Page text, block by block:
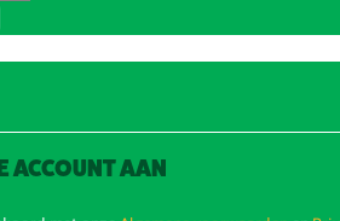
ACCOUNT AAN